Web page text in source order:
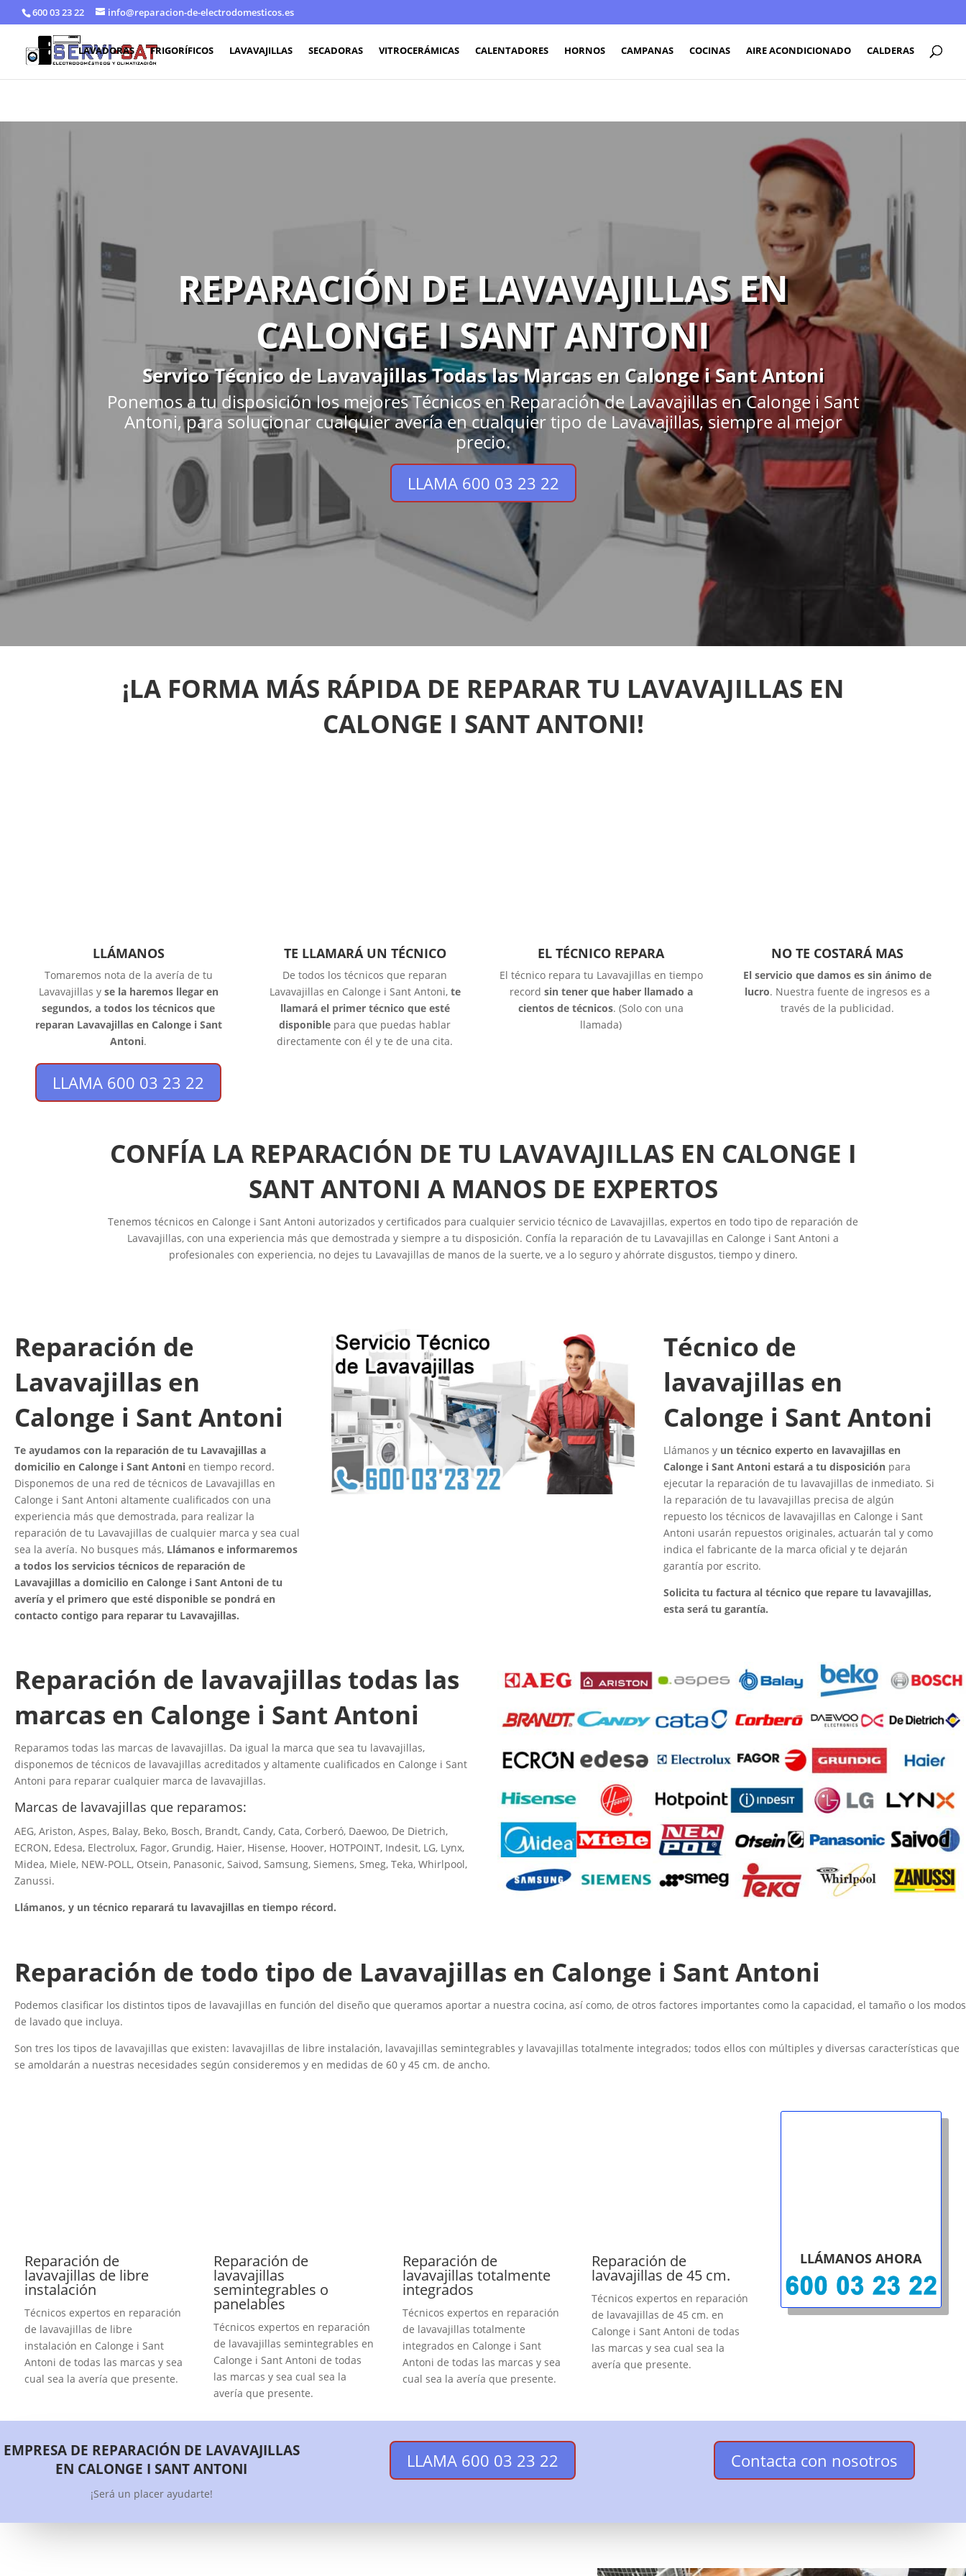
600 03 23 22 info@reparacion-de-electrodomesticos.es
LAVADORAS FRIGORÍFICOS LAVAVAJILLAS SECADORAS VITROCERÁMICAS CALENTADORES HORNOS CAMPANAS COCINAS AIRE ACONDICIONADO CALDERAS
REPARACIÓN DE LAVAVAJILLAS EN
CALONGE I SANT ANTONI
Servico Técnico de Lavavajillas Todas las Marcas en Calonge i Sant Antoni
Ponemos a tu disposición los mejores Técnicos en Reparación de Lavavajillas en Calonge i Sant
Antoni, para solucionar cualquier avería en cualquier tipo de Lavavajillas, siempre al mejor
precio.
LLAMA 600 03 23 22
¡LA FORMA MÁS RÁPIDA DE REPARAR TU LAVAVAJILLAS EN
CALONGE I SANT ANTONI!
LLÁMANOS
Tomaremos nota de la avería de tu
Lavavajillas y se la haremos llegar en
segundos, a todos los técnicos que
reparan Lavavajillas en Calonge i Sant
Antoni.
LLAMA 600 03 23 22
TE LLAMARÁ UN TÉCNICO
De todos los técnicos que reparan
Lavavajillas en Calonge i Sant Antoni, te
llamará el primer técnico que esté
disponible para que puedas hablar
directamente con él y te de una cita.
EL TÉCNICO REPARA
El técnico repara tu Lavavajillas en tiempo
record sin tener que haber llamado a
cientos de técnicos. (Solo con una
llamada)
NO TE COSTARÁ MAS
El servicio que damos es sin ánimo de
lucro. Nuestra fuente de ingresos es a
través de la publicidad.
CONFÍA LA REPARACIÓN DE TU LAVAVAJILLAS EN CALONGE I
SANT ANTONI A MANOS DE EXPERTOS
Tenemos técnicos en Calonge i Sant Antoni autorizados y certificados para cualquier servicio técnico de Lavavajillas, expertos en todo tipo de reparación de
Lavavajillas, con una experiencia más que demostrada y siempre a tu disposición. Confía la reparación de tu Lavavajillas en Calonge i Sant Antoni a
profesionales con experiencia, no dejes tu Lavavajillas de manos de la suerte, ve a lo seguro y ahórrate disgustos, tiempo y dinero.
Reparación de
Lavavajillas en
Calonge i Sant Antoni
Te ayudamos con la reparación de tu Lavavajillas a
domicilio en Calonge i Sant Antoni en tiempo record.
Disponemos de una red de técnicos de Lavavajillas en
Calonge i Sant Antoni altamente cualificados con una
experiencia más que demostrada, para realizar la
reparación de tu Lavavajillas de cualquier marca y sea cual
sea la avería. No busques más, Llámanos e informaremos
a todos los servicios técnicos de reparación de
Lavavajillas a domicilio en Calonge i Sant Antoni de tu
avería y el primero que esté disponible se pondrá en
contacto contigo para reparar tu Lavavajillas.
Técnico de
lavavajillas en
Calonge i Sant Antoni
Llámanos y un técnico experto en lavavajillas en
Calonge i Sant Antoni estará a tu disposiciónpara
ejecutar la reparación de tu lavavajillas de inmediato. Si
la reparación de tu lavavajillas precisa de algún
repuesto los técnicos de lavavajillas en Calonge i Sant
Antoni usarán repuestos originales, actuarán tal y como
indica el fabricante de la marca oficial y te dejarán
garantía por escrito.
Solicita tu factura al técnico que repare tu lavavajillas,
esta será tu garantía.
Reparación de lavavajillas todas las
marcas en Calonge i Sant Antoni
Reparamos todas las marcas de lavavajillas. Da igual la marca que sea tu lavavajillas,
disponemos de técnicos de lavavajillas acreditados y altamente cualificados en Calonge i Sant
Antoni para reparar cualquier marca de lavavajillas.
Marcas de lavavajillas que reparamos:
AEG, Ariston, Aspes, Balay, Beko, Bosch, Brandt, Candy, Cata, Corberó, Daewoo, De Dietrich,
ECRON, Edesa, Electrolux, Fagor, Grundig, Haier, Hisense, Hoover, HOTPOINT, Indesit, LG, Lynx,
Midea, Miele, NEW-POLL, Otsein, Panasonic, Saivod, Samsung, Siemens, Smeg, Teka, Whirlpool,
Zanussi.
Llámanos, y un técnico reparará tu lavavajillas en tiempo récord.
Reparación de todo tipo de Lavavajillas en Calonge i Sant Antoni
Podemos clasificar los distintos tipos de lavavajillas en función del diseño que queramos aportar a nuestra cocina, así como, de otros factores importantes como la capacidad, el tamaño o los modos
de lavado que incluya.
Son tres los tipos de lavavajillas que existen: lavavajillas de libre instalación, lavavajillas semintegrables y lavavajillas totalmente integrados; todos ellos con múltiples y diversas características que
se amoldarán a nuestras necesidades según consideremos y en medidas de 60 y 45 cm. de ancho.
Reparación de
lavavajillas de libre
instalación
Técnicos expertos en reparación
de lavavajillas de libre
instalación en Calonge i Sant
Antoni de todas las marcas y sea
cual sea la avería que presente.
Reparación de
lavavajillas
semintegrables o
panelables
Técnicos expertos en reparación
de lavavajillas semintegrables en
Calonge i Sant Antoni de todas
las marcas y sea cual sea la
avería que presente.
Reparación de
lavavajillas totalmente
integrados
Técnicos expertos en reparación
de lavavajillas totalmente
integrados en Calonge i Sant
Antoni de todas las marcas y sea
cual sea la avería que presente.
Reparación de
lavavajillas de 45 cm.
Técnicos expertos en reparación
de lavavajillas de 45 cm. en
Calonge i Sant Antoni de todas
las marcas y sea cual sea la
avería que presente.
LLÁMANOS AHORA
EMPRESA DE REPARACIÓN DE LAVAVAJILLAS
EN CALONGE I SANT ANTONI
¡Será un placer ayudarte!
LLAMA 600 03 23 22 Contacta con nosotros